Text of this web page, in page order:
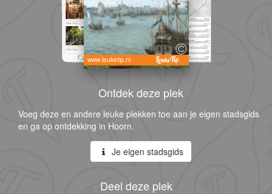
www.leuketip.nl
Ontdek deze plek
Voeg deze en andere leuke plekken toe aan je eigen stadsgids
en ga op ontdekking in Hoorn.
Je eigen stadsgids
Deel deze plek